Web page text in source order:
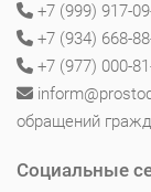
+7 (999) 917-
+7 (934) 668-
+7 (977) 000-
обращений
Социальные